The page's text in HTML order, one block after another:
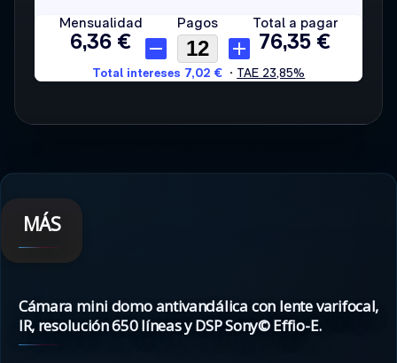
MÁS
Cámara mini domo antivandálica con lente varifocal,
IR, resolución 650 líneas y DSP Sony© Effio-E.